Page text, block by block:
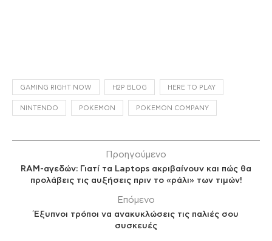
GAMING RIGHT NOW H2P BLOG HERE TO PLAY
NINTENDO POKEMON POKEMON COMPANY
Προηγούμενο
RAM-αγεδών: Γιατί τα Laptops ακριβαίνουν και πώς θα
προλάβεις τις αυξήσεις πριν το «ράλι» των τιμών!
Επόμενο
Έξυπνοι τρόποι να ανακυκλώσεις τις παλιές σου
συσκευές